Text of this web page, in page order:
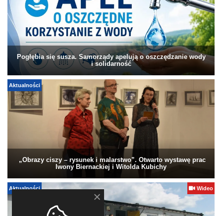
Pogłębia się susza. Samorządy apelują o oszczędzanie wody
i solidarność
Aktualności
„Obrazy ciszy – rysunek i malarstwo”. Otwarto wystawę prac
Iwony Biernackiej i Witolda Kubichy
Aktualności Wideo